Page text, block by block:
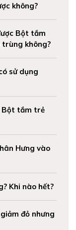
không?
Bột tắm
trùng không?
sử dụng
Bột tắm trẻ
Hưng vào
Khi nào hết?
đỏ nhưng